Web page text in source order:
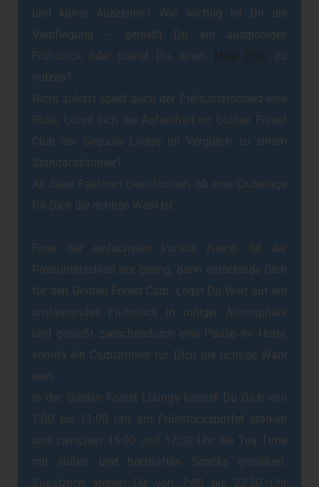
und kleine Auszeiten? Wie wichtig ist Dir die
Verpflegung – genießt Du ein ausgiebiges
Frühstück oder planst Du, einen
zu
nutzen?
Nicht zuletzt spielt auch der Preisunterschied eine
Rolle: Lohnt sich der Aufenthalt im Golden Forest
Club der Sequoia Lodge im Vergleich zu einem
Standardzimmer?
All diese Faktoren beeinflussen, ob eine Clubetage
für Dich die richtige Wahl ist.
Einer der einfachsten Punkte zuerst: Ist der
Preisunterschied nur gering, dann entscheide Dich
für den Golden Forest Club. Legst Du Wert auf ein
umfassendes Frühstück in ruhiger Atmosphäre
und genießt zwischendurch eine Pause im Hotel,
könnte ein Clubzimmer für Dich die richtige Wahl
sein.
In der Golden Forest Lounge kannst Du Dich von
7:00 bis 11:00 Uhr am Frühstücksbuffet stärken
und zwischen 16:00 und 17:30 Uhr die Tea Time
mit süßen und herzhaften Snacks genießen.
Zusätzlich stehen Dir von 7:00 bis 22:30 Uhr